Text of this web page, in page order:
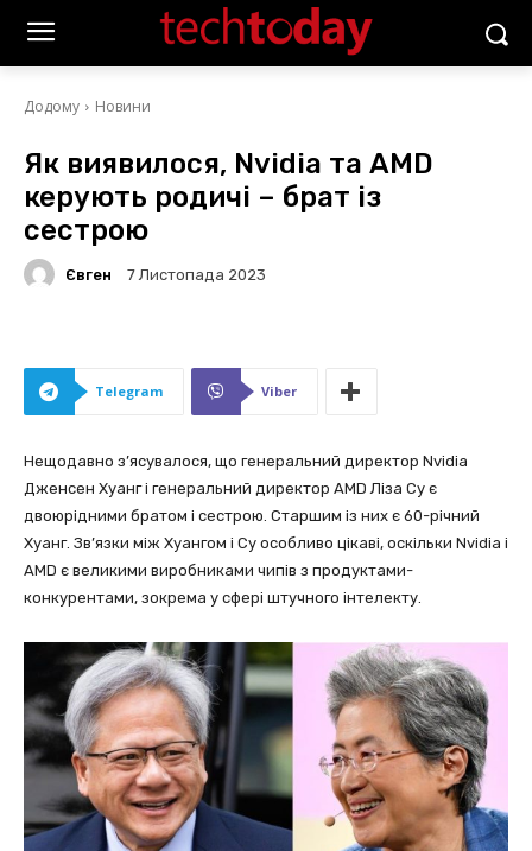
Додому Новини
Як виявилося, Nvidia та AMD
керують родичі – брат із
сестрою
Євген 7 Листопада 2023
Telegram Viber
Нещодавно з’ясувалося, що генеральний директор Nvidia
Дженсен Хуанг і генеральний директор AMD Ліза Су є
двоюрідними братом і сестрою. Старшим із них є 60-річний
Хуанг. Зв’язки між Хуангом і Су особливо цікаві, оскільки Nvidia і
AMD є великими виробниками чипів з продуктами-
конкурентами, зокрема у сфері штучного інтелекту.